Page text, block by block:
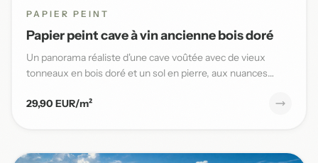
PAPIER PEINT
Papier peint cave à vin ancienne bois doré
Un panorama réaliste d'une cave voûtée avec de vieux
tonneaux en bois doré et un sol en pierre, aux nuances
29,90 EUR/m²